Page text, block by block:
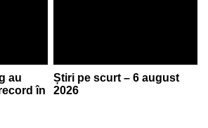
au
în
Știri pe scurt – 6 august
2026